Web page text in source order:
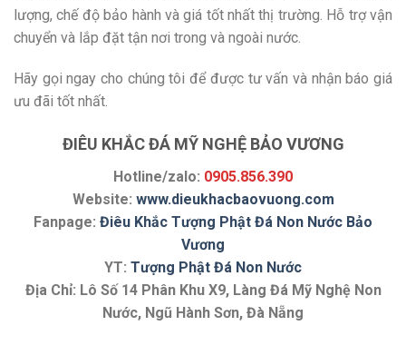
lượng, chế độ bảo hành và giá tốt nhất thị trường. Hỗ trợ vận
chuyển và lắp đặt tận nơi trong và ngoài nước.
Hãy gọi ngay cho chúng tôi để được tư vấn và nhận báo giá
ưu đãi tốt nhất.
ĐIÊU KHẮC ĐÁ MỸ NGHỆ BẢO VƯƠNG
Hotline/zalo: 0905.856.390
Website: www.dieukhacbaovuong.com
Fanpage: Điêu Khắc Tượng Phật Đá Non Nước Bảo
Vương
YT: Tượng Phật Đá Non Nước
Địa Chỉ: Lô Số 14 Phân Khu X9, Làng Đá Mỹ Nghệ Non
Nước, Ngũ Hành Sơn, Đà Nẵng